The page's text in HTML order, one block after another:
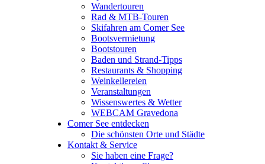
Wandertouren
Rad & MTB-Touren
Skifahren am Comer See
Bootsvermietung
Bootstouren
Baden und Strand-Tipps
Restaurants & Shopping
Weinkellereien
Veranstaltungen
Wissenswertes & Wetter
WEBCAM Gravedona
Comer See entdecken
Die schönsten Orte und Städte
Kontakt & Service
Sie haben eine Frage?